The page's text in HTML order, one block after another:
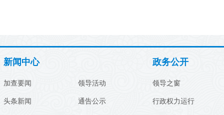
新闻中心
加查要闻
头条新闻
领导活动
通告公示
政务公开
领导之窗
行政权力运行